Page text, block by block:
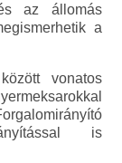
az állomás
a
vonatos
is